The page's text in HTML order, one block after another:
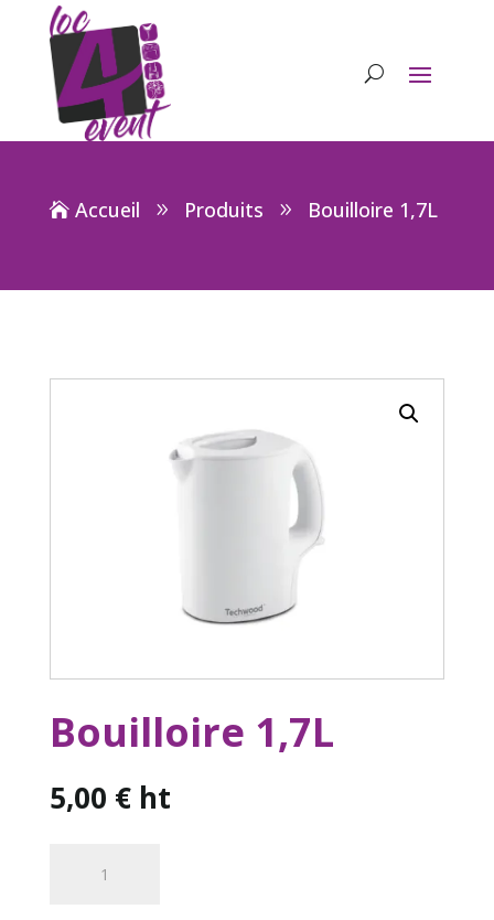
Accueil Produits Bouilloire 1,7L
Bouilloire 1,7L
5,00 € ht